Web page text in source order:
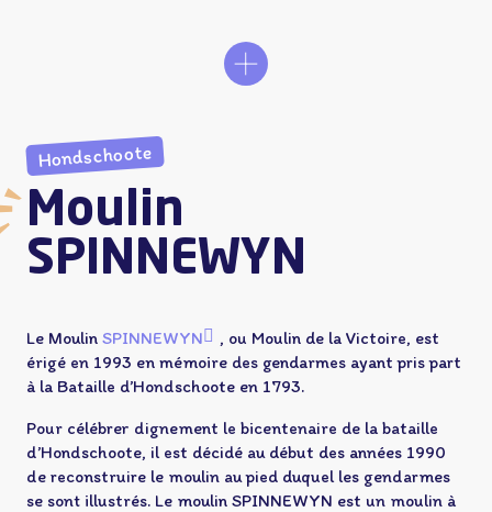
Hondschoote
Moulin
SPINNEWYN
Le Moulin SPINNEWYN
, ou Moulin de la Victoire, est
érigé en 1993 en mémoire des gendarmes ayant pris part
à la Bataille d’Hondschoote en 1793.
Pour célébrer dignement le bicentenaire de la bataille
d’Hondschoote, il est décidé au début des années 1990
de reconstruire le moulin au pied duquel les gendarmes
se sont illustrés. Le moulin SPINNEWYN est un moulin à